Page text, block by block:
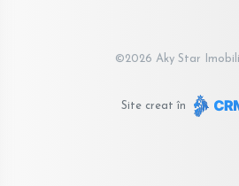
©2026 Aky Star
Site creat în